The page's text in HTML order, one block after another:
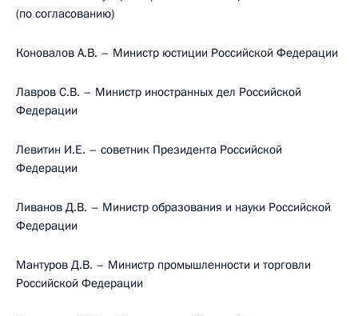
(по согласованию)
Коновалов А.В. – Министр юстиции Российской Федерации
Лавров С.В. – Министр иностранных дел Российской
Федерации
Левитин И.Е. – советник Президента Российской
Федерации
Ливанов Д.В. – Министр образования и науки Российской
Федерации
Мантуров Д.В. – Министр промышленности и торговли
Российской Федерации